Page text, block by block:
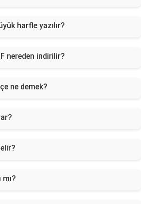
harfle yazılır?
nereden indirilir?
ne demek?